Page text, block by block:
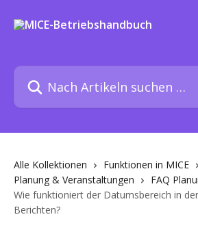
Nach Artikeln suchen …
Alle Kollektionen
Funktionen in MICE
Planung & Veranstaltungen
FAQ
Wie funktioniert der Datumsbereich in
Berichten?